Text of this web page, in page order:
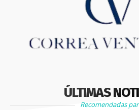
ÚLTIMAS
Recomendadas